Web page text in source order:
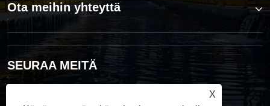
Ota meihin yhteyttä
SEURAA MEITÄ
X